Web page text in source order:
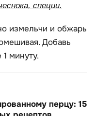
специи.
измельчи и обжарь
Добавь
минуту.
перцу: 15